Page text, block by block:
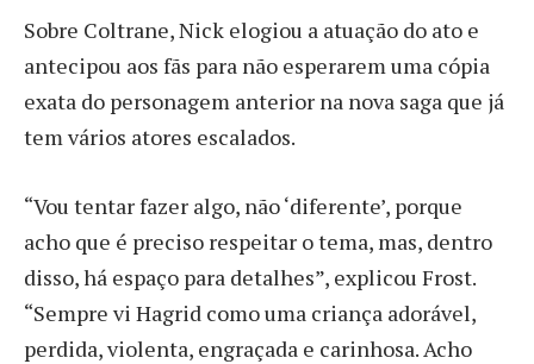
Sobre Coltrane, Nick elogiou a atuação do ato e
antecipou aos fãs para não esperarem uma cópia
exata do personagem anterior na nova saga que já
tem vários atores escalados.
“Vou tentar fazer algo, não ‘diferente’, porque
acho que é preciso respeitar o tema, mas, dentro
disso, há espaço para detalhes”, explicou Frost.
“Sempre vi Hagrid como uma criança adorável,
perdida, violenta, engraçada e carinhosa. Acho